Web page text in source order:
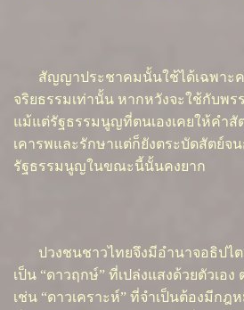
สัญญาประชาคมนั้นใช้ได้เฉพาะค
จริยธรรมเท่านั้น หากหวังจะใช้กับพร
แม้แต่รัฐธรรมนูญที่ตนเองเคยให้คำสั
เคารพและรักษาแต่ก็ยังตระบัดสัตย์จ
รัฐธรรมนูญในขณะนี้นั้นคงยาก
ปวงชนชาวไทยจึงมีอำนาจอธิปไต
เป็น “ดาวฤกษ์” ที่เปล่งแสงด้วยตัวเอ
เช่น “ดาวเคราะห์” ที่จำเป็นต้องมีก